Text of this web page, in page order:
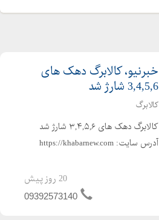
خبرنیو، کالابرگ دهک های
3,4,5,6 شارژ شد
کالابرگ
کالابرگ دهک های ۳,۴,۵,۶ شارژ شد
آدرس سایت: https://khabarnew.com
اخبار فوری و لحظه ای در لحظه با خبر
شوید بهترین سایت های خبری ایران
20 روز پیش
09392573140